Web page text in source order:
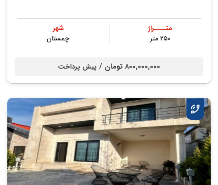
متــــراژ
۲۵۰ متر
شهر
چمستان
800,000,000 تومان / پیش پرداخت